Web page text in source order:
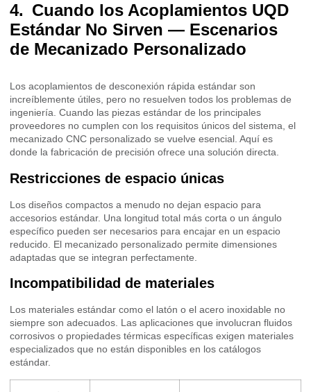
Cuando los Acoplamientos UQD
Estándar No Sirven — Escenarios
de Mecanizado Personalizado
Los acoplamientos de desconexión rápida estándar son
increíblemente útiles, pero no resuelven todos los problemas de
ingeniería. Cuando las piezas estándar de los principales
proveedores no cumplen con los requisitos únicos del sistema, el
mecanizado CNC personalizado se vuelve esencial. Aquí es
donde la fabricación de precisión ofrece una solución directa.
Restricciones de espacio únicas
Los diseños compactos a menudo no dejan espacio para
accesorios estándar. Una longitud total más corta o un ángulo
específico pueden ser necesarios para encajar en un espacio
reducido. El mecanizado personalizado permite dimensiones
adaptadas que se integran perfectamente.
Incompatibilidad de materiales
Los materiales estándar como el latón o el acero inoxidable no
siempre son adecuados. Las aplicaciones que involucran fluidos
corrosivos o propiedades térmicas específicas exigen materiales
especializados que no están disponibles en los catálogos
estándar.